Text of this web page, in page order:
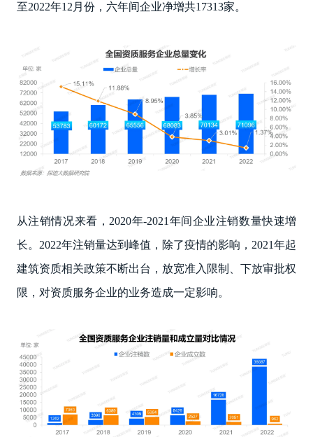
至2022年12月份，六年间企业净增共17313家。
从注销情况来看，2020年-2021年间企业注销数量快速增
长。2022年注销量达到峰值，除了疫情的影响，2021年起
建筑资质相关政策不断出台，放宽准入限制、下放审批权
限，对资质服务企业的业务造成一定影响。